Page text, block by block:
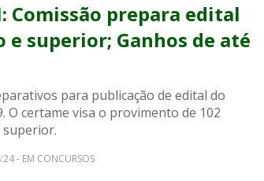
Comissão prepara edital
e superior; Ganhos de até
para publicação de edital do
O certame visa o provimento de 102
superior.
- EM CONCURSOS